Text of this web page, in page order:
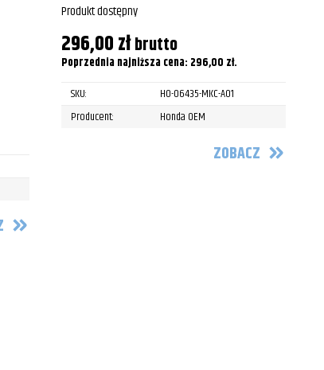
Produkt dostępny
296,00złbrutto
Poprzednia najniższa cena: 296,00 zł.
SKU:
HO-06435-MKC-A01
Producent:
Honda OEM
ZOBACZ